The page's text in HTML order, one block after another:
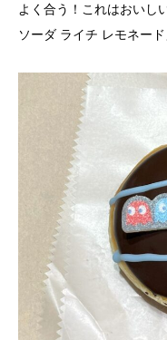
よく合う！これはおいし
ソーダ ライチ レモネー